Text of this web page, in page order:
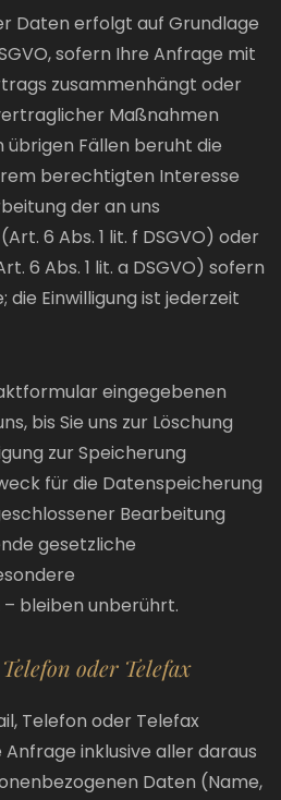
Daten erfolgt auf Grundlage
sofern Ihre Anfrage mit
zusammenhängt oder
Maßnahmen
Fällen beruht die
berechtigten Interesse
der an uns
6 Abs. 1 lit. f DSGVO) oder
6 Abs. 1 lit. a DSGVO) sofern
Einwilligung ist jederzeit
eingegebenen
bis Sie uns zur Löschung
zur Speicherung
für die Datenspeicherung
Bearbeitung
gesetzliche
bleiben unberührt.
oder Telefax
Telefon oder Telefax
inklusive aller daraus
Daten (Name,